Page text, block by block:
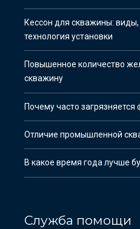
Кессон для скважины:
технология установки
Повышенное количество
скважину
Почему часто
Отличие промышленной
В какое время года лучше
Служба помощи